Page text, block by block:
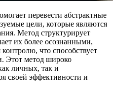
перевести абстрактные
цели, которые являются
Метод структурирует
их более осознанными,
что способствует
Этот метод широко
личных, так и
своей эффективности и